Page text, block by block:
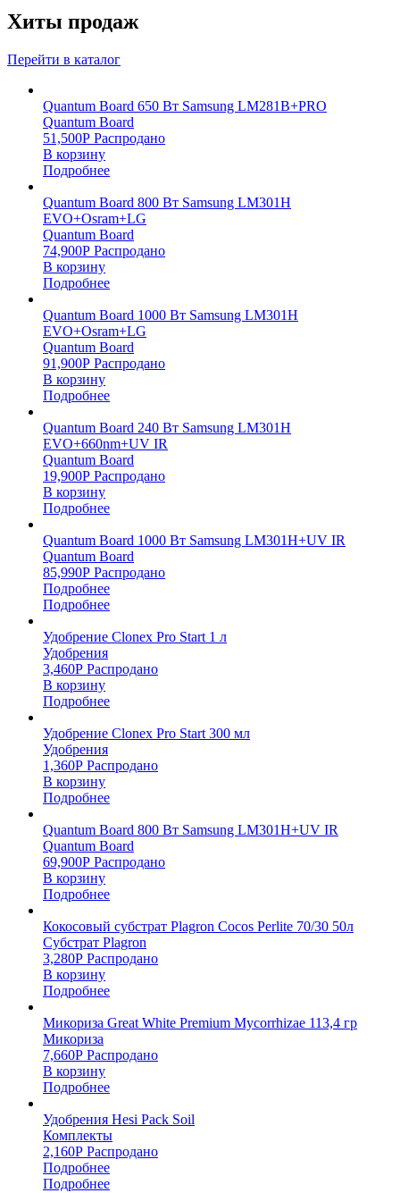
Хиты продаж
Перейти в каталог
Quantum Board 650 Вт Samsung LM281B+PRO
Quantum Board
51,500Р Распродано
В корзину
Подробнее
Quantum Board 800 Вт Samsung LM301H
EVO+Osram+LG
Quantum Board
74,900Р Распродано
В корзину
Подробнее
Quantum Board 1000 Вт Samsung LM301H
EVO+Osram+LG
Quantum Board
91,900Р Распродано
В корзину
Подробнее
Quantum Board 240 Вт Samsung LM301H
EVO+660nm+UV IR
Quantum Board
19,900Р Распродано
В корзину
Подробнее
Quantum Board 1000 Вт Samsung LM301H+UV IR
Quantum Board
85,990Р Распродано
Подробнее
Подробнее
Удобрение Clonex Pro Start 1 л
Удобрения
3,460Р Распродано
В корзину
Подробнее
Удобрение Clonex Pro Start 300 мл
Удобрения
1,360Р Распродано
В корзину
Подробнее
Quantum Board 800 Вт Samsung LM301H+UV IR
Quantum Board
69,900Р Распродано
В корзину
Подробнее
Кокосовый субстрат Plagron Cocos Perlite 70/30 50л
Субстрат Plagron
3,280Р Распродано
В корзину
Подробнее
Микориза Great White Premium Mycorrhizae 113,4 гр
Микориза
7,660Р Распродано
В корзину
Подробнее
Удобрения Hesi Pack Soil
Комплекты
2,160Р Распродано
Подробнее
Подробнее